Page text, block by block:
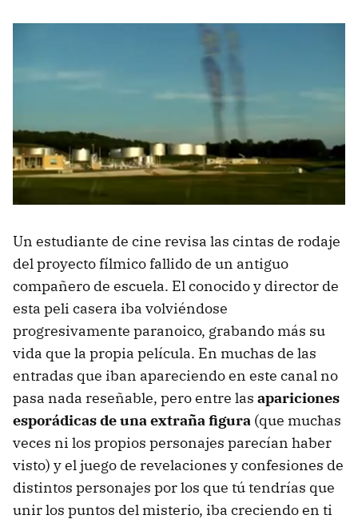
Un estudiante de cine revisa las cintas de rodaje
del proyecto fílmico fallido de un antiguo
compañero de escuela. El conocido y director de
esta peli casera iba volviéndose
progresivamente paranoico, grabando más su
vida que la propia película. En muchas de las
entradas que iban apareciendo en este canal no
pasa nada reseñable, pero entre las apariciones
esporádicas de una extraña figura (que muchas
veces ni los propios personajes parecían haber
visto) y el juego de revelaciones y confesiones de
distintos personajes por los que tú tendrías que
unir los puntos del misterio, iba creciendo en ti